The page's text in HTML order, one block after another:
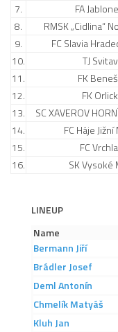
2014/15
2015/16
B tým
Zápasy MB 2026/27
Historie MB
2023/24
2022/23
2020/21
7.
FA
8.
RMSK „Cidlina“
9.
FC Slavia
10.
TJ
11.
FK
12.
FK
13.
SC XAVEROV
14.
FC Háje
15.
FC
16.
SK Vysoké
LINEUP
Name
Bermann Jiří
Brádler Josef
DemlAntonín
Chmelík Matyáš
Kluh Jan